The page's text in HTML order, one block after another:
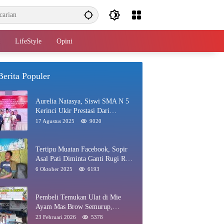
LifeStyle Opini
Populer
Aurelia Natasya, Siswi SMA N 5
Kerinci Ukir Prestasi Dari
Paskibraka Hingga Juara Gadis
17 Agustus 2025 9020
Tertipu Muatan Facebook, Sopir
Asal Pati Diminta Ganti Rugi Rp
40 Juta di Rawang
6 Oktober 2025 6193
Pembeli Temukan Ulat di Mie
Ayam Mas Brow Semurup,
Pengelola Minta Maaf
23 Februari 2026 5378